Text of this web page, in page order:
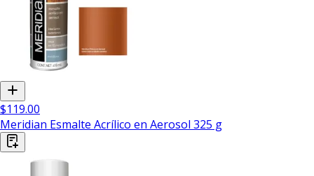
$119.00
Meridian Esmalte Acrílico en Aerosol 325 g